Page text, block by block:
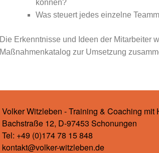
können?
Was steuert jedes einzelne
Die Erkenntnisse und Ideen der Mitarbeiter
Maßnahmenkatalog zur Umsetzung
Volker Witzleben - Training & Coaching mit
Bachstraße 12, D-97453 Schonungen
Tel: +49 (0)174 78 15 848
kontakt@volker-witzleben.de